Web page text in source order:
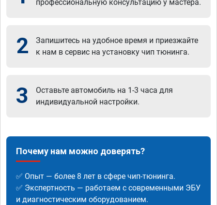
профессиональную консультацию у мастера.
2
Запишитесь на удобное время и приезжайте
к нам в сервис на установку чип тюнинга.
3
Оставьте автомобиль на 1-3 часа для
индивидуальной настройки.
Почему нам можно доверять?
✅ Опыт — более 8 лет в сфере чип-тюнинга.
✅ Экспертность — работаем с современными ЭБУ
и диагностическим оборудованием.